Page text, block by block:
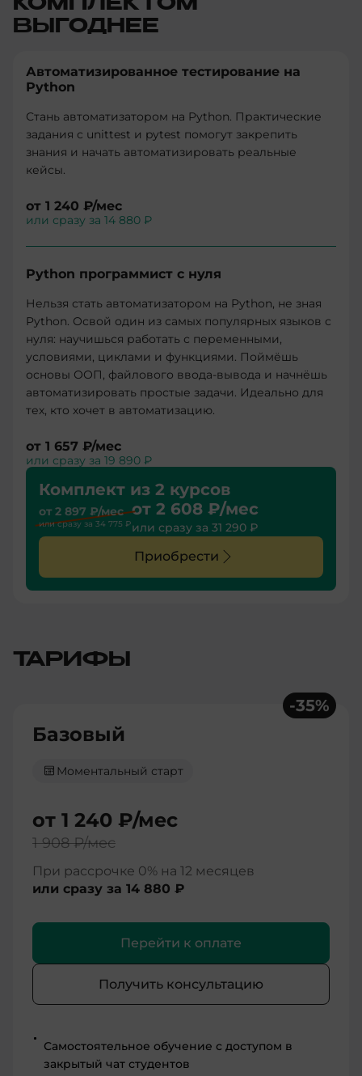
ВЫГОДНЕЕ
Автоматизированное тестирование на
Python
Стань автоматизатором на Python. Практические
задания с unittest и pytest помогут закрепить
знания и начать автоматизировать реальные
кейсы.
от 1 240 ₽/мес
или сразу за 14 880 ₽
Python программист с нуля
Нельзя стать автоматизатором на Python, не зная
Python. Освой один из самых популярных языков с
нуля: научишься работать с переменными,
условиями, циклами и функциями. Поймёшь
основы ООП, файлового ввода-вывода и начнёшь
автоматизировать простые задачи. Идеально для
тех, кто хочет в автоматизацию.
от 1 657 ₽/мес
или сразу за 19 890 ₽
Комплект из 2 курсов
от 2 897 ₽/мес
или сразу за 34 775 ₽
от 2 608 ₽/мес
или сразу за 31 290 ₽
Приобрести
ТАРИФЫ
-35%
Базовый
Моментальный старт
от 1 240 ₽/мес
1 908 ₽/мес
При рассрочке 0% на 12 месяцев
или сразу за 14 880 ₽
Перейти к оплате
Получить консультацию
Самостоятельное обучение с доступом в
закрытый чат студентов